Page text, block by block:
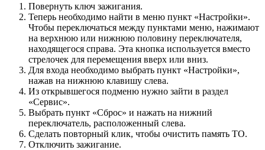
Повернуть ключ зажигания.
Теперь необходимо найти в меню пункт «Настройки».
Чтобы переключаться между пунктами меню, нажимают
на верхнюю или нижнюю половину переключателя,
находящегося справа. Эта кнопка используется вместо
стрелочек для перемещения вверх или вниз.
Для входа необходимо выбрать пункт «Настройки»,
нажав на нижнюю клавишу слева.
Из открывшегося подменю нужно зайти в раздел
«Сервис».
Выбрать пункт «Сброс» и нажать на нижний
переключатель, расположенный слева.
Сделать повторный клик, чтобы очистить память ТО.
Отключить зажигание.